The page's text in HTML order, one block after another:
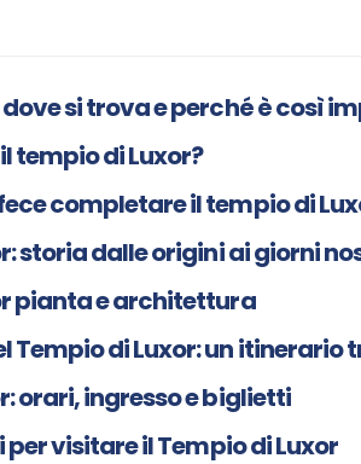
si trova e perché è così
tempio di Luxor?
completare il tempio di
storia dalle origini ai giorni
pianta e architettura
Tempio di Luxor: un itinerario
orari, ingresso e biglietti
visitare il Tempio di Luxor